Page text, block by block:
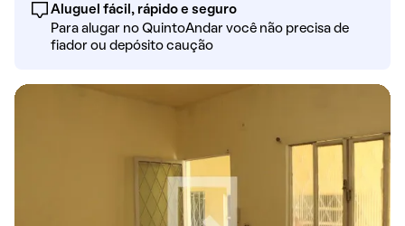
Aluguel fácil, rápido e seguro
Para alugar no QuintoAndar você não precisa de
fiador ou depósito caução